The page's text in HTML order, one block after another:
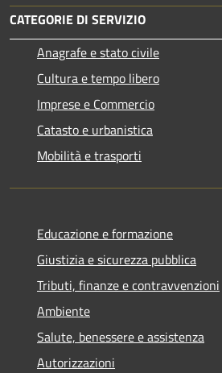
CATEGORIE DI SERVIZIO
Anagrafe e stato civile
Cultura e tempo libero
Imprese e Commercio
Catasto e urbanistica
Mobilità e trasporti
Educazione e formazione
Giustizia e sicurezza pubblica
Tributi, finanze e contravvenzioni
Ambiente
Salute, benessere e assistenza
Autorizzazioni